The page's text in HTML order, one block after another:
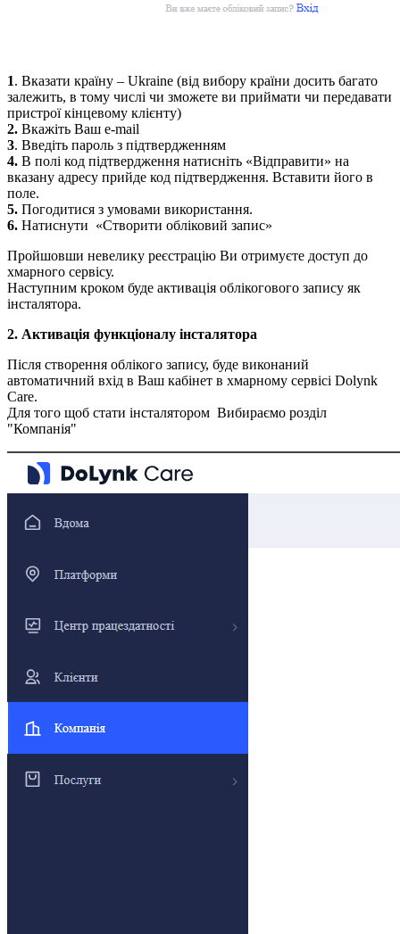
1. Вказати країну – Ukraine (від вибору країни досить багато
залежить, в тому числі чи зможете ви приймати чи передавати
пристрої кінцевому клієнту)
2. Вкажіть Ваш e-mail
3. Введіть пароль з підтвердженням
4. В полі код підтвердження натисніть «Відправити» на
вказану адресу прийде код підтвердження. Вставити його в
поле.
5. Погодитися з умовами використання.
6. Натиснути «Створити обліковий запис»
Пройшовши невелику реєстрацію Ви отримуєте доступ до
хмарного сервісу.
Наступним кроком буде активація облікогового запису як
інсталятора.
2. Активація функціоналу інсталятора
Після створення облікого запису, буде виконаний
автоматичний вхід в Ваш кабінет в хмарному сервісі Dolynk
Care.
Для того щоб стати інсталятором Вибираємо розділ
"Компанія"